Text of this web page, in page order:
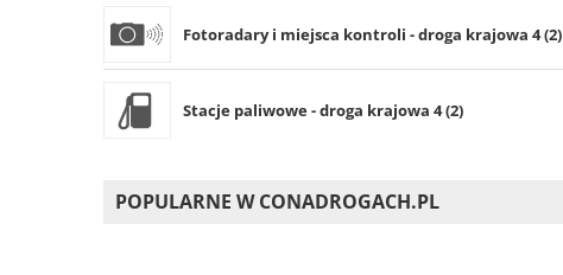
Fotoradary i miejsca kontroli - droga krajowa 4 (2)
Stacje paliwowe - droga krajowa 4 (2)
POPULARNE W CONADROGACH.PL